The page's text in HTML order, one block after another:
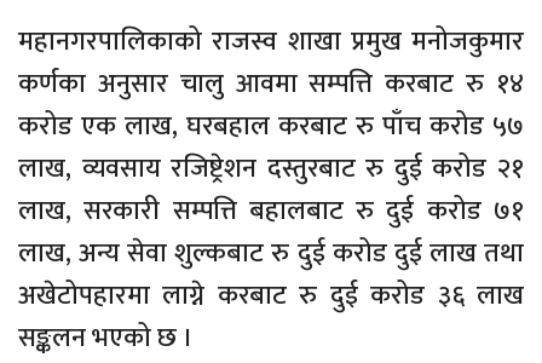
महानगरपालिकाको राजस्व शाखा प्रमुख मनोजकुमार
कर्णका अनुसार चालु आवमा सम्पत्ति करबाट रु १४
करोड एक लाख, घरबहाल करबाट रु पाँच करोड ५७
लाख, व्यवसाय रजिष्ट्रेशन दस्तुरबाट रु दुई करोड २१
लाख, सरकारी सम्पत्ति बहालबाट रु दुई करोड ७१
लाख, अन्य सेवा शुल्कबाट रु दुई करोड दुई लाख तथा
अखेटोपहारमा लाग्ने करबाट रु दुई करोड ३६ लाख
सङ्कलन भएको छ ।